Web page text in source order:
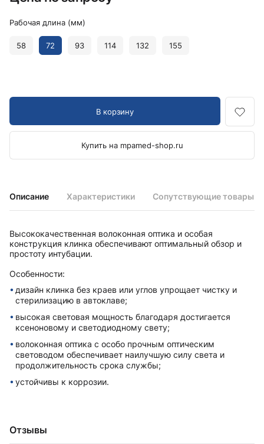
Описание Характеристики Сопутствующие товары
Высококачественная волоконная оптика и особая
конструкция клинка обеспечивают оптимальный обзор и
простоту интубации.
Особенности:
дизайн клинка без краев или углов упрощает чистку и
стерилизацию в автоклаве;
высокая световая мощность благодаря достигается
ксеноновому и светодиодному свету;
волоконная оптика с особо прочным оптическим
световодом обеспечивает наилучшую силу света и
продолжительность срока службы;
устойчивы к коррозии.
Отзывы
Рабочая длина (мм)
58 72 93 114 132 155
В корзину
Купить на mpamed-shop.ru